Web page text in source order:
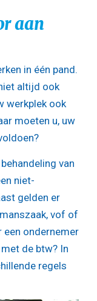
aan
in één pand.
altijd ook
werkplek ook
moeten u, uw
van
niet-
gelden er
vof of
een ondernemer
de btw? In
regels